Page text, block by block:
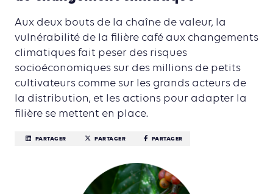
Aux deux bouts de la chaîne de valeur, la
vulnérabilité de la filière café aux changements
climatiques fait peser des risques
socioéconomiques sur des millions de petits
cultivateurs comme sur les grands acteurs de
la distribution, et les actions pour adapter la
filière se mettent en place.
PARTAGER PARTAGER PARTAGER